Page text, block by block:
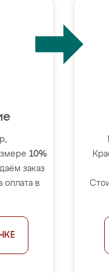
10%
заказ
оплата в